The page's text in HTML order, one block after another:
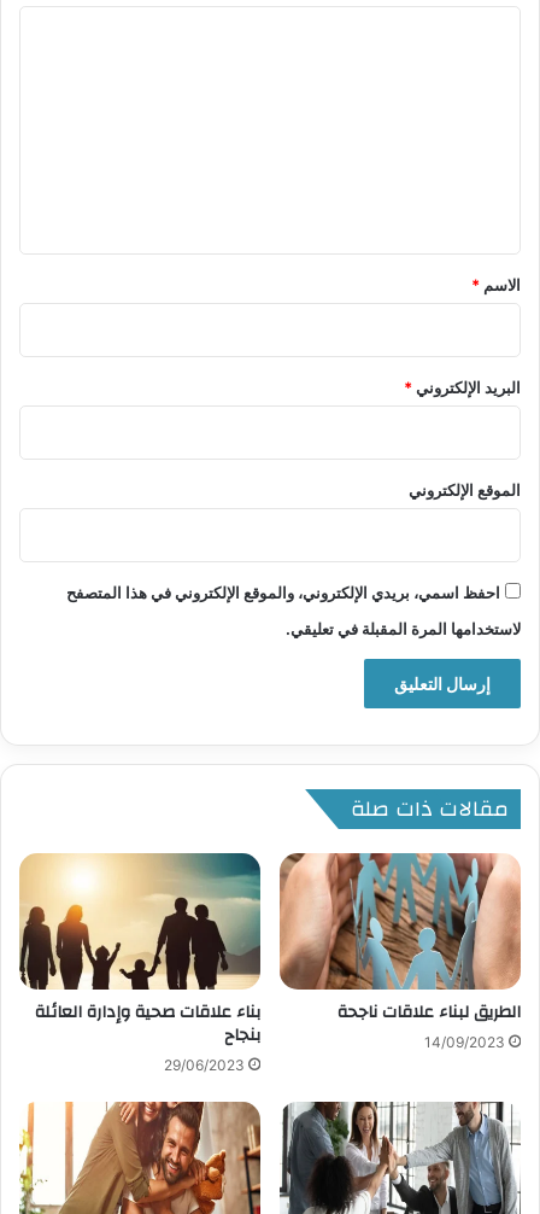
*
الاسم *
البريد الإلكتروني*
الموقع الإلكتروني
احفظ اسمي، بريدي الإلكتروني، والموقع الإلكتروني في هذا المتصفح
لاستخدامها المرة المقبلة في تعليقي.
مقالات ذات صلة
الطريق لبناء علاقات ناجحة
14/09/2023
بناء علاقات صحية وإدارة العائلة
بنجاح
29/06/2023